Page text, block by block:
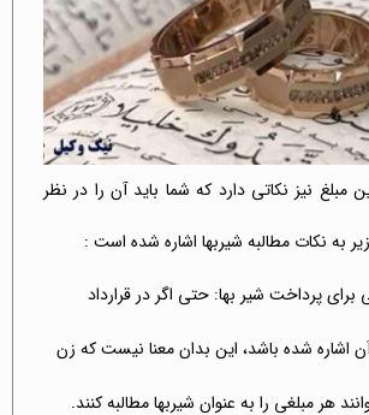
مبلغ نیز نکاتی دارد که شما باید آن را در نظر
به نکات مطالبه شیربها اشاره شده است :
برای پرداخت شیر بها: حتی اگر در قرارداد
اشاره شده باشد، این بدان معنا نیست که زن
هر مبلغی را به عنوان شیربها مطالبه کنند.